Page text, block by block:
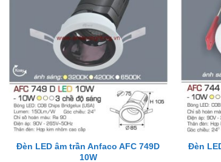
+
Đèn LED âm trần Anfaco AFC 749D
10W
+
Đèn